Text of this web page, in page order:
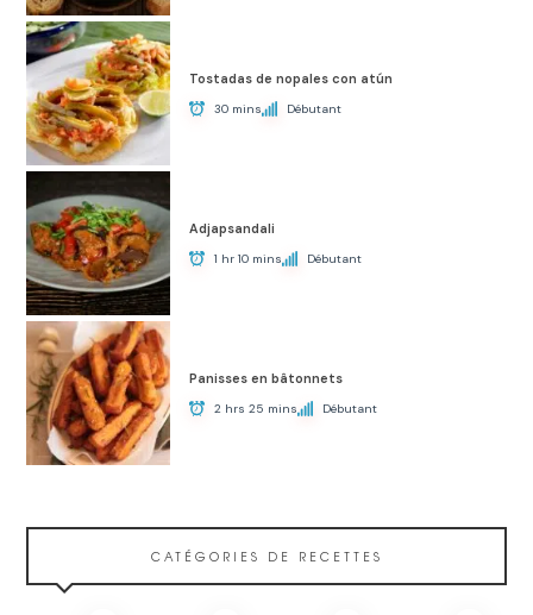
Tostadas de nopales con atún
30 mins Débutant
Adjapsandali
1 hr 10 mins Débutant
Panisses en bâtonnets
2 hrs 25 mins Débutant
CATÉGORIES DE RECETTES